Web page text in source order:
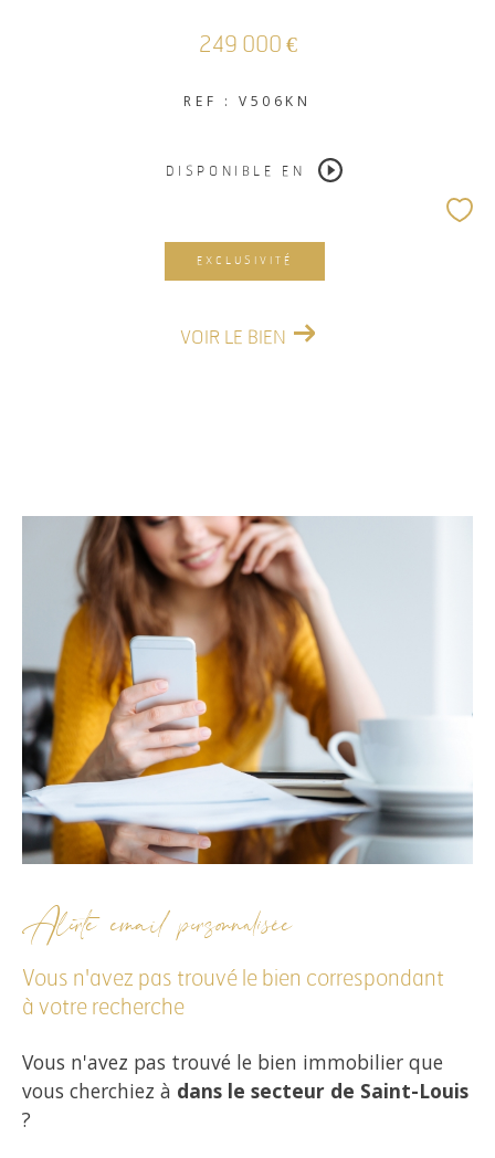
249 000 €
REF : V506KN
DISPONIBLE EN
EXCLUSIVITÉ
VOIR LE BIEN
Alerte email personnalisée
Vous n'avez pas trouvé le bien correspondant
à votre recherche
Vous n'avez pas trouvé le bien immobilier que
vous cherchiez à dans le secteur de Saint-Louis
?